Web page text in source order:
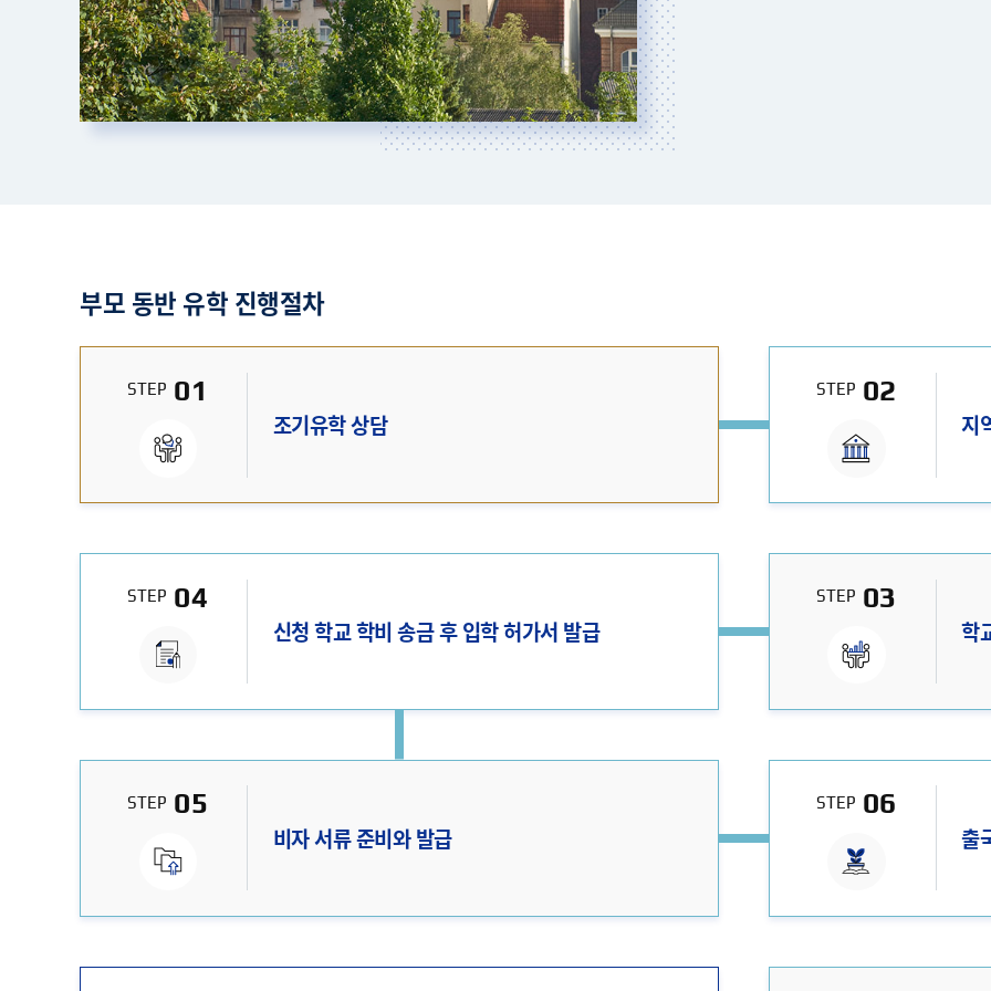
부모 동반 유학 진행절차
STEP 01
조기유학 상담
STEP 02
지
STEP 03
학
STEP 04
신청 학교 학비 송금 후 입학 허가서 발급
STEP 05
비자 서류 준비와 발급
STEP 06
출